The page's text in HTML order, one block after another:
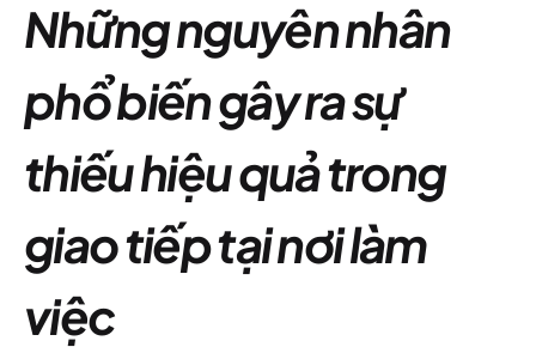
Những nguyên nhân
phổ biến gây ra sự
thiếu hiệu quả trong
giao tiếp tại nơi làm
việc